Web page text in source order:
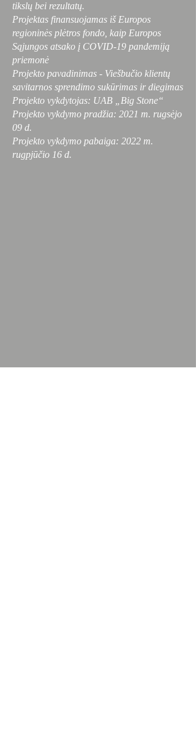
tikslų bei rezultatų.
Projektas finansuojamas iš Europos
regioninės plėtros fondo, kaip Europos
Sąjungos atsako į COVID-19 pandemiją
priemonė
Projekto pavadinimas - Viešbučio klientų
savitarnos sprendimo sukūrimas ir diegimas
Projekto vykdytojas: UAB „Big Stone“
Projekto vykdymo pradžia: 2021 m. rugsėjo
09 d.
Projekto vykdymo pabaiga: 2022 m.
rugpjūčio 16 d.